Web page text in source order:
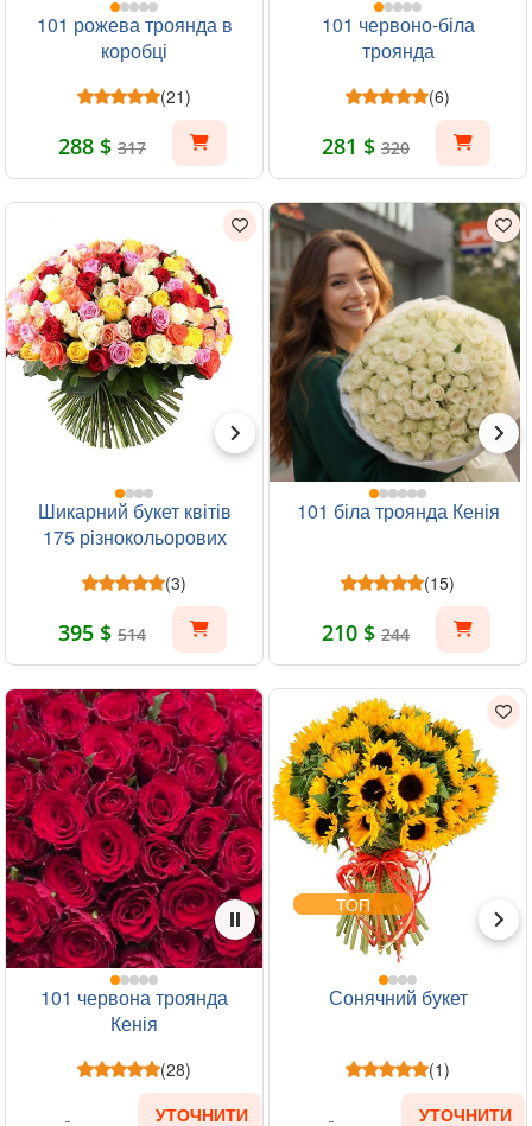
101 рожева троянда в
коробці
(21)
288 $ 317
101 червоно-біла
троянда
(6)
281 $ 320
Шикарний букет квітів
175 різнокольорових
(3)
395 $ 514
101 біла троянда Кенія
(15)
210 $ 244
101 червона троянда
Кенія
(28)
УТОЧНИТИ
ТОП
Сонячний букет
(1)
УТОЧНИТИ